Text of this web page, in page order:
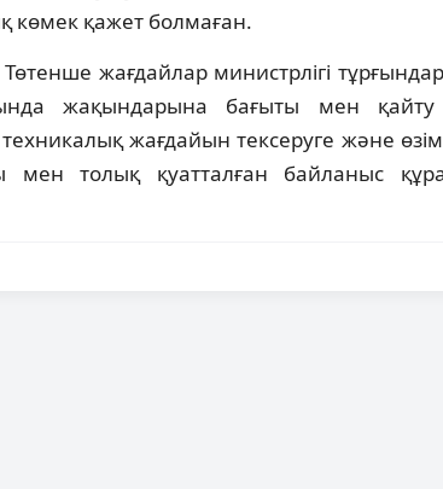
көмек қажет болмаған.
жағдайлар министрлігі
жақындарына бағыты мен
техникалық жағдайын тексеруге және
мен толық қуатталған байланыс